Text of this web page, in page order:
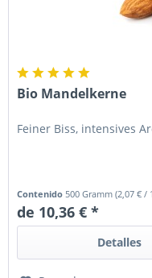
Bio Mandelkerne
Feiner Biss, intensives
Contenido500 Gramm(2,07 € /
de 10,36 € *
Detalles